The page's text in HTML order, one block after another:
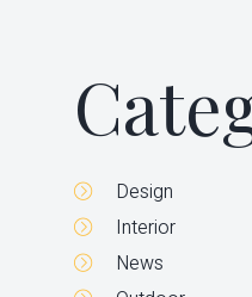
Design
Interior
News